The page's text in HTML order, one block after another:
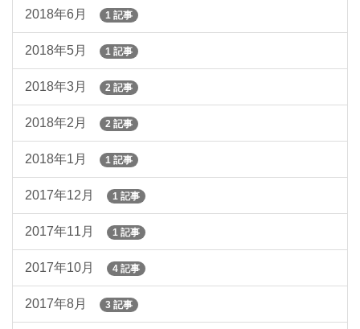
2018年6月 1 記事
2018年5月 1 記事
2018年3月 2 記事
2018年2月 2 記事
2018年1月 1 記事
2017年12月 1 記事
2017年11月 1 記事
2017年10月 4 記事
2017年8月 3 記事